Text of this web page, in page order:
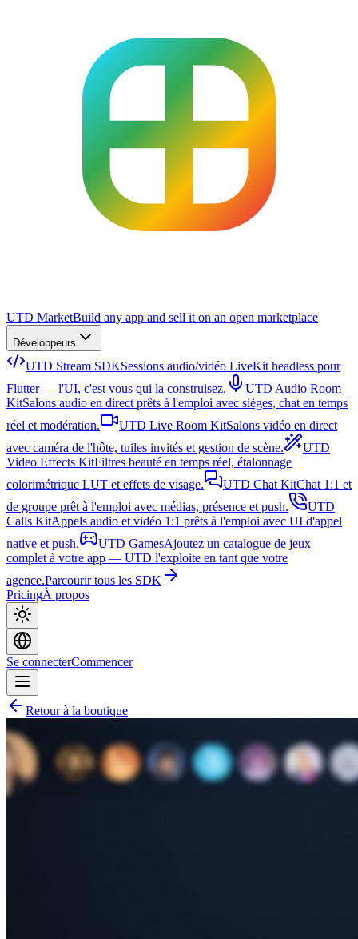
UTD MarketBuild any app and sell it on an open marketplace
Développeurs
UTD Stream SDKSessions audio/vidéo LiveKit headless pour
Flutter — l'UI, c'est vous qui la construisez.
UTD Audio Room
KitSalons audio en direct prêts à l'emploi avec sièges, chat en temps
réel et modération.
UTD Live Room KitSalons vidéo en direct
avec caméra de l'hôte, tuiles invités et gestion de scène.
UTD
Video Effects KitFiltres beauté en temps réel, étalonnage
colorimétrique LUT et effets de visage.
UTD Chat KitChat 1:1 et
de groupe prêt à l'emploi avec médias, présence et push.
UTD
Calls KitAppels audio et vidéo 1:1 prêts à l'emploi avec UI d'appel
native et push.
UTD GamesAjoutez un catalogue de jeux
complet à votre app — UTD l'exploite en tant que votre
agence.Parcourir tous les SDK
PricingÀ propos
Se connecterCommencer
Retour à la boutique